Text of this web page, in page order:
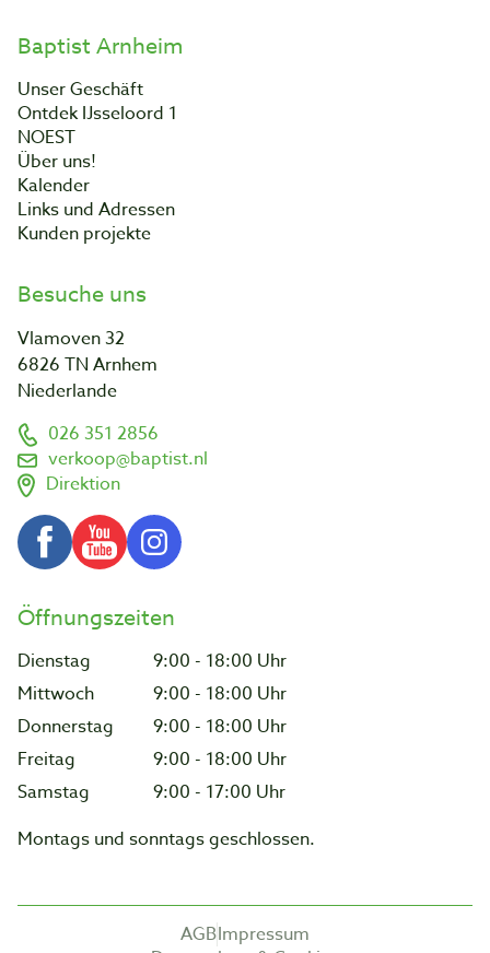
Baptist Arnheim
Unser Geschäft
Ontdek IJsseloord 1
NOEST
Über uns!
Kalender
Links und Adressen
Kunden projekte
Besuche uns
Vlamoven 32
6826 TN Arnhem
Niederlande
026 351 2856
verkoop@baptist.nl
Direktion
Öffnungszeiten
Dienstag
9:00 - 18:00 Uhr
Mittwoch
9:00 - 18:00 Uhr
Donnerstag
9:00 - 18:00 Uhr
Freitag
9:00 - 18:00 Uhr
Samstag
9:00 - 17:00 Uhr
Montags und sonntags geschlossen.
AGBImpressum